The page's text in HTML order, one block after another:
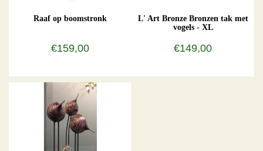
Raaf op boomstronk
€159,00
L' Art Bronze Bronzen tak met
vogels - XL
€149,00